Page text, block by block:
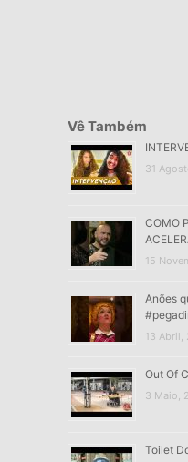
Vê Também
31
COMO
15
Anões
13 Abril,
Out Of
3 Maio,
Toilet